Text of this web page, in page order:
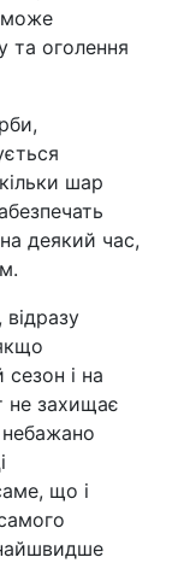
може
та оголення
шар
деякий час,
і на
не захищає
небажано
що і